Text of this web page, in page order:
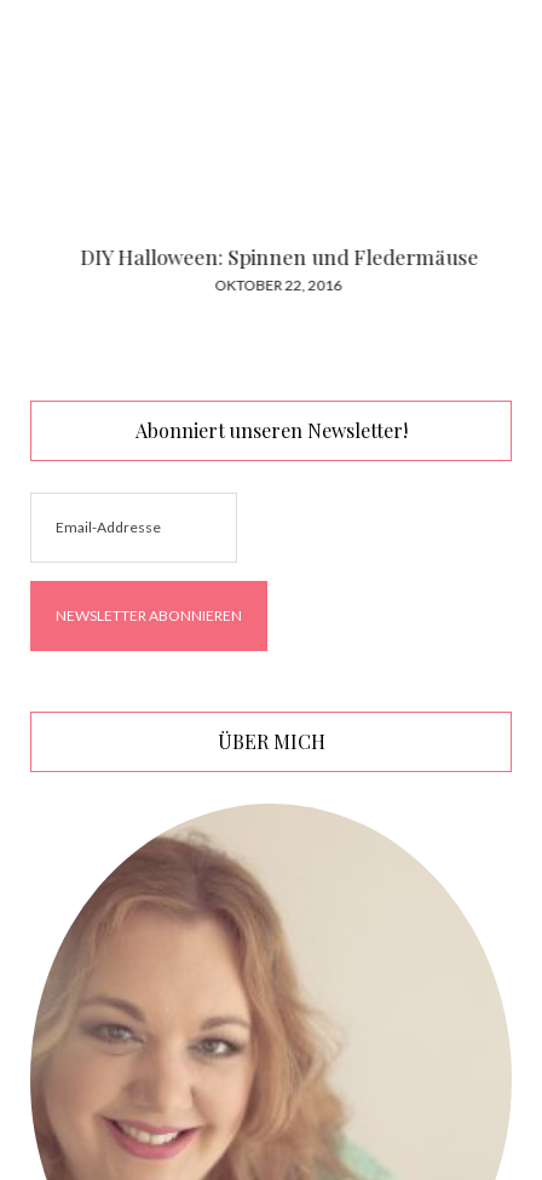
DIY Halloween: Spinnen und Fledermäuse
POSTED
OKTOBER 22, 2016
Abonniert unseren Newsletter!
ÜBER MICH